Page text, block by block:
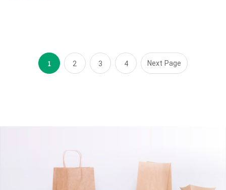
1 2 3 4 Next Page